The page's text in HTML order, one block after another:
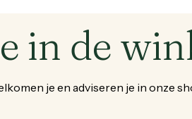
in de
je en adviseren je in onze